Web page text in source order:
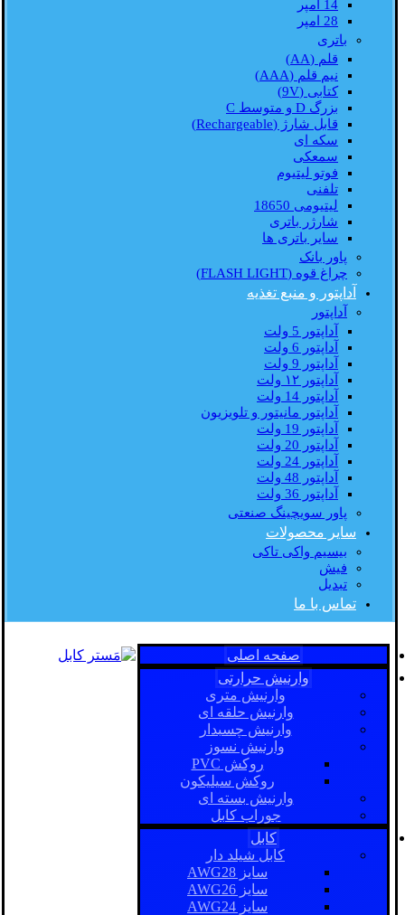
14 امپر
28 امپر
باتری
قلم (AA)
نیم قلم (AAA)
کتابی (9V)
بزرگ D و متوسط C
قابل شارژ (Rechargeable)
سکه ای
سمعکی
فوتو لیتیوم
تلفنی
لیتیومی 18650
شارژر باتری
سایر باتری ها
پاور بانک
چراغ قوه (FLASH LIGHT)
آداپتور و منبع تغذیه
آداپتور
آداپتور 5 ولت
آداپتور 6 ولت
آداپتور 9 ولت
آداپتور ۱۲ ولت
آداپتور 14 ولت
آداپتور مانیتور و تلویزیون
آداپتور 19 ولت
آداپتور 20 ولت
آداپتور 24 ولت
آداپتور 48 ولت
آداپتور 36 ولت
پاور سویچینگ صنعتی
سایر محصولات
بیسیم واکی تاکی
فیش
تبدیل
تماس با ما
صفحه اصلی
وارنیش حرارتی
وارنیش متری
وارنیش حلقه ای
وارنیش چسبدار
وارنیش نسوز
روکش PVC
روکش سیلیکون
وارنیش بسته ای
جوراب کابل
کابل
کابل شیلد دار
سایز AWG28
سایز AWG26
سایز AWG24